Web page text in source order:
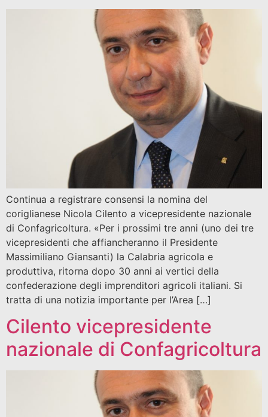
Continua a registrare consensi la nomina del
coriglianese Nicola Cilento a vicepresidente nazionale
di Confagricoltura. «Per i prossimi tre anni (uno dei tre
vicepresidenti che affiancheranno il Presidente
Massimiliano Giansanti) la Calabria agricola e
produttiva, ritorna dopo 30 anni ai vertici della
confederazione degli imprenditori agricoli italiani. Si
tratta di una notizia importante per l’Area […]
Cilento vicepresidente
nazionale di Confagricoltura